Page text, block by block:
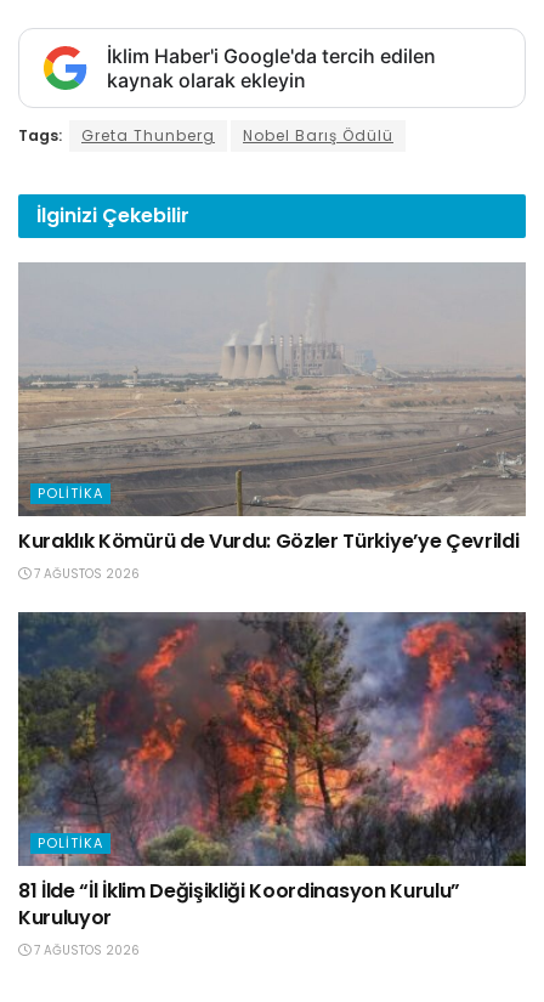
İklim Haber'i Google'da tercih edilen
kaynak olarak ekleyin
Tags: Greta Thunberg Nobel Barış Ödülü
İlginizi Çekebilir
POLITIKA
Kuraklık Kömürü de Vurdu: Gözler Türkiye’ye Çevrildi
7 AĞUSTOS 2026
POLITIKA
81 İlde “İl İklim Değişikliği Koordinasyon Kurulu”
Kuruluyor
7 AĞUSTOS 2026